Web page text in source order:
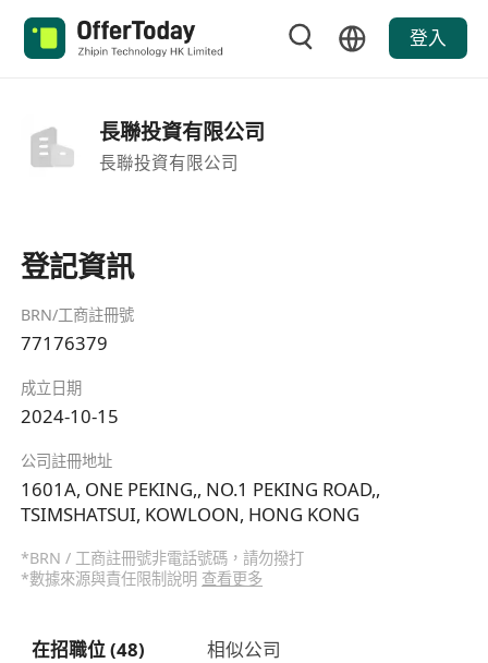
登入
長聯投資有限公司
長聯投資有限公司
登記資訊
BRN/工商註冊號
77176379
成立日期
2024-10-15
公司註冊地址
1601A, ONE PEKING,, NO.1 PEKING ROAD,,
TSIMSHATSUI, KOWLOON, HONG KONG
*BRN / 工商註冊號非電話號碼，請勿撥打
*數據來源與責任限制說明 查看更多
在招職位 (48) 相似公司